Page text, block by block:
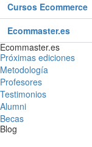
Cursos Ecommerce
Ecommaster.es
Ecommaster.es
Próximas ediciones
Metodología
Profesores
Testimonios
Alumni
Becas
Blog